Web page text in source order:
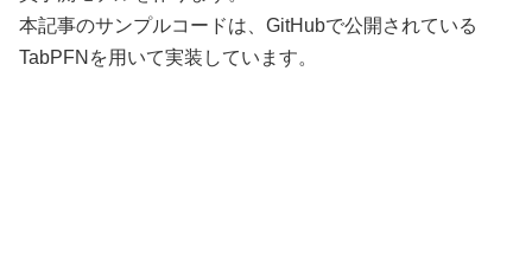
本記事のサンプルコードは、GitHubで公開されている
TabPFNを用いて実装しています。